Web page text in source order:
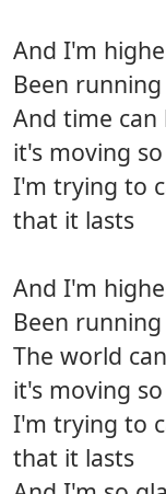
And I'm
Been
And time can
it's moving
I'm trying to
that it lasts
And I'm
Been
The world
it's moving
I'm trying to
that it lasts